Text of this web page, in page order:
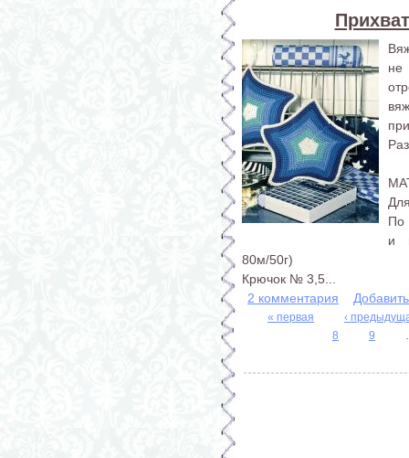
не
По
и
80м/50г)
Крючок № 3,5...
2 комментария
« первая
‹
8
9